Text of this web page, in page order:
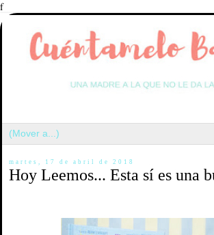
f
martes, 17 de abril de 2018
Hoy Leemos... Esta sí es una